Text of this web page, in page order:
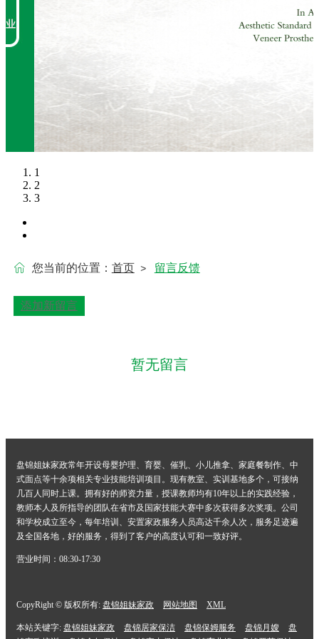
1
2
3
您当前的位置： 首页 > 留言反馈
添加新留言
暂无留言
盘锦姐妹家政常年开设母婴护理、育婴、催乳、小儿推拿、家庭餐制作、中
式面点等十余项相关专业技能培训项目。现有教室、实训基地多个，可接纳
几百人同时上课。拥有好的师资力量，授课教师均有10年以上的实践经验，
教师本人及所指导的团队在省市及国家技能大赛中多次获得多次奖项。公司
和学校成立至今，每年培训、安置家政服务人员高达千余人次，服务足迹遍
及全国各地，好的服务，得到了客户的高度认可和一致好评。
营业时间：08:30-17:30
CopyRight © 版权所有: 盘锦姐妹家政 网站地图 XML
本站关键字: 盘锦姐妹家政 盘锦居家保洁 盘锦保姆服务 盘锦月嫂
盘